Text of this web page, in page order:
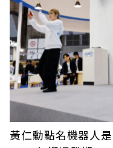
黃仁勳點名機器人